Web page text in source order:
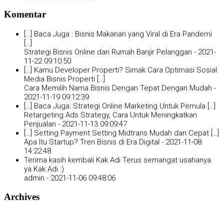
Komentar
[…] Baca Juga : Bisnis Makanan yang Viral di Era Pandemi
Strategi Bisnis Online dari Rumah Banjir Pelanggan - 2021-
11-22 09:10:50
[…] Kamu Developer Properti? Simak Cara Optimasi Sosial
Media Bisnis Properti […]
Cara Memilih Nama Bisnis Dengan Tepat Dengan Mudah -
2021-11-19 09:12:39
[…] Baca Juga: Strategi Online Marketing Untuk Pemula […]
Retargeting Ads Strategy, Cara Untuk Meningkatkan
Penjualan - 2021-11-13 09:09:47
[…] Setting Payment Setting Midtrans Mudah dan Cepat […]
Apa Itu Startup? Tren Bisnis di Era Digital - 2021-11-08
14:22:48
Terima kasih kembali Kak Adi Terus semangat usahanya
ya Kak Adi :)
admin - 2021-11-06 09:48:06
Archives